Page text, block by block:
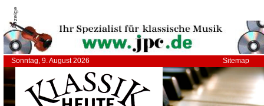
Anzeige
Sonntag, 9. August 2026 Sitemap